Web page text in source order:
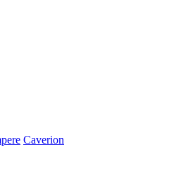
Caverion